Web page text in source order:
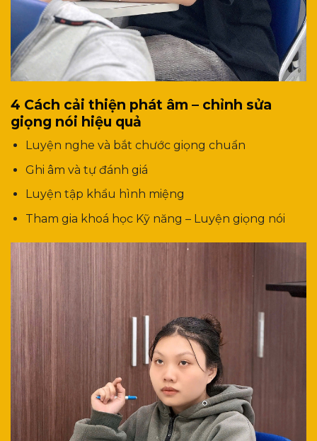
4 Cách cải thiện phát âm – chỉnh sửa
giọng nói hiệu quả
Luyện nghe và bắt chước giọng chuẩn
Ghi âm và tự đánh giá
Luyện tập khẩu hình miệng
Tham gia khoá học Kỹ năng – Luyện giọng nói